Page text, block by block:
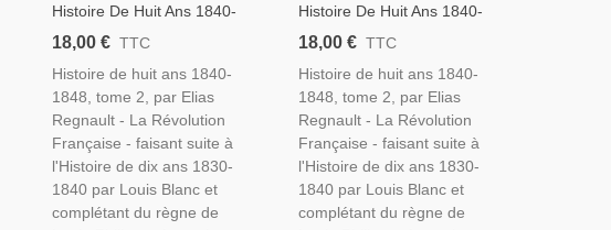
Histoire De Huit Ans 1840-
1848, T1, Elias Regnault,
Empire, Napoléon III,
Gravures
18,00 € TTC
Histoire de huit ans 1840-
1848, tome 2, par Elias
Regnault - La Révolution
Française - faisant suite à
l'Histoire de dix ans 1830-
1840 par Louis Blanc et
complétant du règne de
Histoire De Huit Ans 1840-
1848, T2, Elias Regnault,
Monarchie De Juillet,
Seconde République,
Gravures
18,00 € TTC
Histoire de huit ans 1840-
1848, tome 2, par Elias
Regnault - La Révolution
Française - faisant suite à
l'Histoire de dix ans 1830-
1840 par Louis Blanc et
complétant du règne de